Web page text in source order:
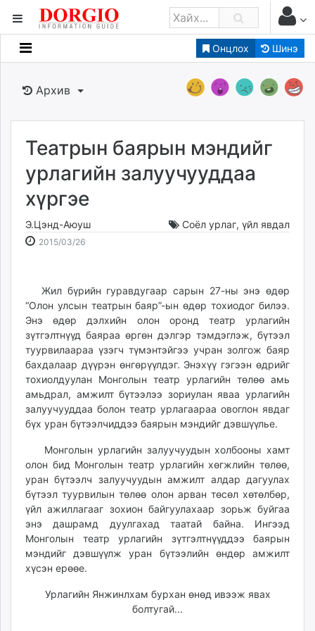
Онцлох Шинэ
Мэдээллийн
Банк санхүү
Бизнес ААН
Төрийн
Нийслэлийн
dorgio.mn
Gogo.mn
caak.mn
Baabar.mn
tovch.mn
ikon.mn
mnb.mn
Livetv.mn
Eguur.mn
24tsag.mn
shuud.mn
eagle.mn
ergelt.mn
zarig.mn
today.mn
zuv.mn
mminfo.mn
ugluu.mn
urlag.mn
unen.mn
asu.mn
Архив
Театрын баярын мэндийг
урлагийн залуучууддаа
хүргэе
Э.Цэнд-Аюуш Соёл урлаг, үйл явдал
2015/03/262015-
21:26:06
2026-
18:23:41
Жил бүрийн гуравдугаар сарын 27-ны энэ өдөр
“Олон улсын театрын баяр”-ын өдөр тохиодог билээ.
Энэ өдөр дэлхийн олон оронд театр урлагийн
зүтгэлтнүүд баяраа өргөн дэлгэр тэмдэглэж, бүтээл
туурвилаараа үзэгч түмэнтэйгээ учран золгож баяр
бахдалаар дүүрэн өнгөрүүлдэг. Энэхүү гэгээн өдрийг
тохиолдуулан Монголын театр урлагийн төлөө амь
амьдрал, амжилт бүтээлээ зориулан яваа урлагийн
залуучууддаа болон театр урлагаараа овоглон явдаг
бүх уран бүтээлчиддээ баярын мэндийг дэвшүүлье.
Монголын урлагийн залуучуудын холбооны хамт
олон бид Монголын театр урлагийн хөгжлийн төлөө,
уран бүтээлч залуучуудын амжилт алдар дагуулах
бүтээл туурвилын төлөө олон арван төсөл хөтөлбөр,
үйл ажиллагааг зохион байгуулахаар зорьж буйгаа
энэ дашрамд дуулгахад таатай байна. Ингээд
Монголын театр урлагийн зүтгэлтнүүддээ баярын
мэндийг дэвшүүлж уран бүтээлийн өндөр амжилт
хүсэн ерөөе.
Урлагийн Янжинлхам бурхан өнөд ивээж явах
болтугай...